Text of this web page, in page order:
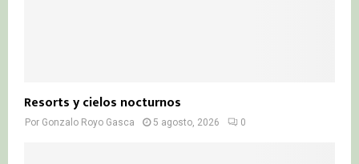
Resorts y cielos nocturnos
Por Gonzalo Royo Gasca 5 agosto, 2026 0